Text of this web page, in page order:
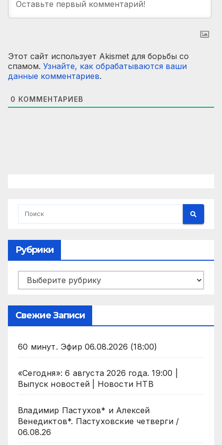
Этот сайт использует Akismet для борьбы со
спамом. Узнайте, как обрабатываются ваши
данные комментариев.
0 КОММЕНТАРИЕВ
Рубрики
Рубрики
Свежие Записи
60 минут. Эфир 06.08.2026 (18:00)
«Сегодня»: 6 августа 2026 года. 19:00 |
Выпуск новостей | Новости НТВ
Владимир Пастухов* и Алексей
Венедиктов*. Пастуховские четверги /
06.08.26